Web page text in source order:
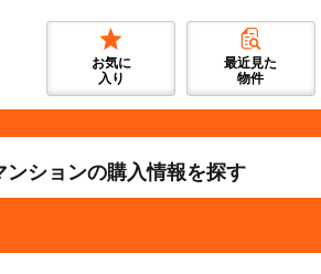
お気に
入り
最近見た
物件
ションの購入情報を探す